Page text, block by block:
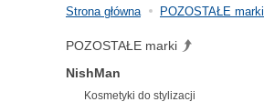
Strona główna POZOSTAŁE marki
POZOSTAŁE marki
NishMan
Kosmetyki do stylizacji